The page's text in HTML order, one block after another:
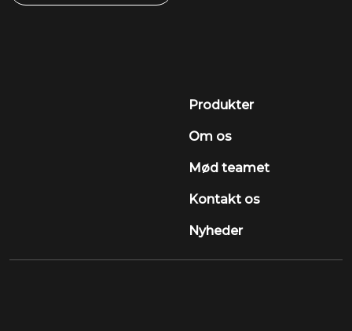
Produkter
Om os
Mød teamet
Kontakt os
Nyheder